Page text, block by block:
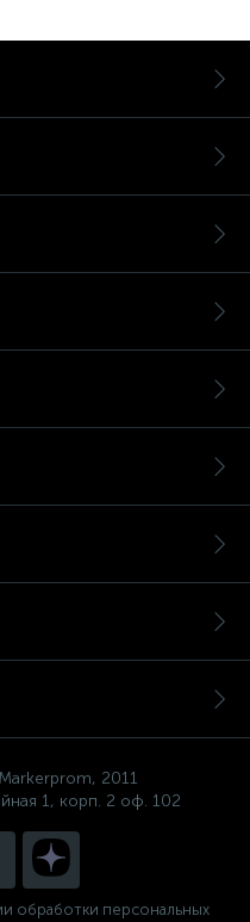
2011
1, корп. 2 оф. 102
обработки персональных